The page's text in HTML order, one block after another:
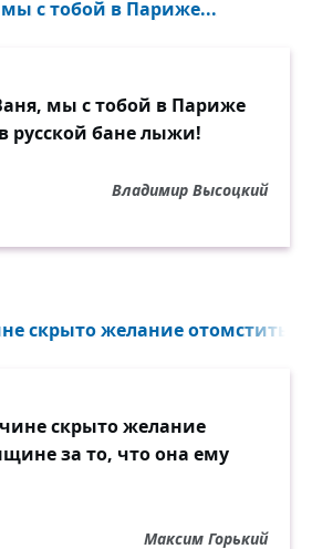
с тобой в Париже...
мы с тобой в Париже
русской бане лыжи!
Владимир Высоцкий
скрыто желание отомстить
скрыто желание
за то, что она ему
Максим Горький